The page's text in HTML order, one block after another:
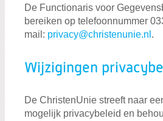
De Functionaris voor
bereiken op telefoonnummer
mail: privacy@christenunie.nl .
Wijzigingen
De ChristenUnie streeft naar
mogelijk privacybeleid en